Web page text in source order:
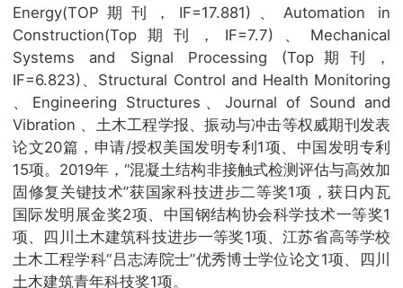
Energy(TOP期刊，IF=17.881)、Automation in
Construction(Top期刊，IF=7.7)、Mechanical
Systems and Signal Processing (Top期刊，
IF=6.823)、Structural Control and Health Monitoring
、Engineering Structures、Journal of Sound and
Vibration 、土木工程学报、振动与冲击等权威期刊发表
论文20篇，申请/授权美国发明专利1项、中国发明专利
15项。2019年，“混凝土结构非接触式检测评估与高效加
固修复关键技术”获国家科技进步二等奖1项，获日内瓦
国际发明展金奖2项、中国钢结构协会科学技术一等奖1
项、四川土木建筑科技进步一等奖1项、江苏省高等学校
土木工程学科“吕志涛院士”优秀博士学位论文1项、四川
土木建筑青年科技奖1项。